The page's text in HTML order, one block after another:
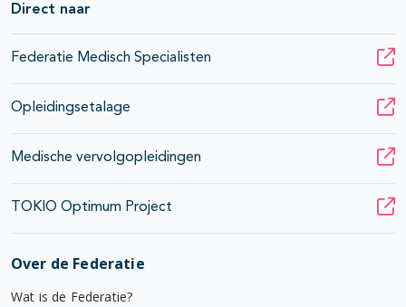
Direct naar
Federatie Medisch Specialisten
Opleidingsetalage
Medische vervolgopleidingen
TOKIO Optimum Project
Over de Federatie
Wat is de Federatie?